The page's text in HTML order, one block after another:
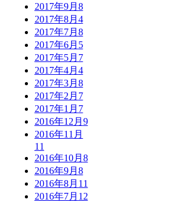
2017年9月 8
2017年8月 4
2017年7月 8
2017年6月 5
2017年5月 7
2017年4月 4
2017年3月 8
2017年2月 7
2017年1月 7
2016年12月 9
2016年11月
11
2016年10月 8
2016年9月 8
2016年8月 11
2016年7月 12